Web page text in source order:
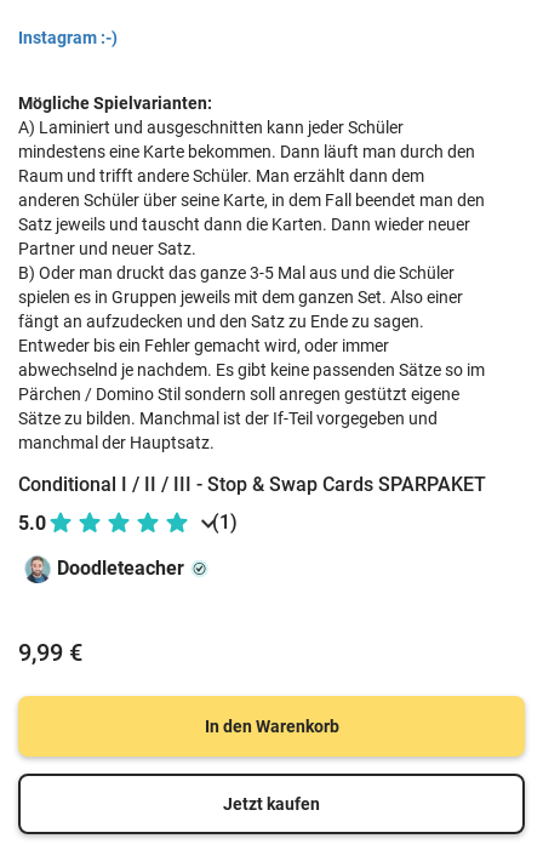
Instagram :-)
Mögliche Spielvarianten:
A) Laminiert und ausgeschnitten kann jeder Schüler
mindestens eine Karte bekommen. Dann läuft man durch den
Raum und trifft andere Schüler. Man erzählt dann dem
anderen Schüler über seine Karte, in dem Fall beendet man den
Satz jeweils und tauscht dann die Karten. Dann wieder neuer
Partner und neuer Satz.
B) Oder man druckt das ganze 3-5 Mal aus und die Schüler
spielen es in Gruppen jeweils mit dem ganzen Set. Also einer
fängt an aufzudecken und den Satz zu Ende zu sagen.
Entweder bis ein Fehler gemacht wird, oder immer
abwechselnd je nachdem. Es gibt keine passenden Sätze so im
Pärchen / Domino Stil sondern soll anregen gestützt eigene
Sätze zu bilden. Manchmal ist der If-Teil vorgegeben und
manchmal der Hauptsatz.
Conditional I / II / III - Stop & Swap Cards SPARPAKET
5.0
(1)
Doodleteacher
9,99 €
In den Warenkorb
Jetzt kaufen